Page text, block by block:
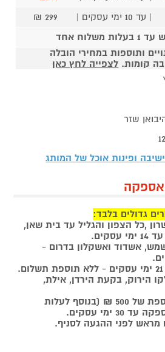
| עד 10 ימי עסקים |
299 ₪
אחד
ותוספות במחירי הובלה
קומות. לצפייה לחץ כאן
שזר
12
ופינות אוכל של המותג
אספקה
גדולים בלבד:
,כל הצפון והגליל עד בית שאן,
שמש, אשדוד ואשקלון בדרום -
הירוק, בקעת הירדן, אילת,
ים המלח והסביבה בתוספת של 500 ₪ (בנוסף לעלות
ימי עסקים.
לפני ההגעה לסניף.